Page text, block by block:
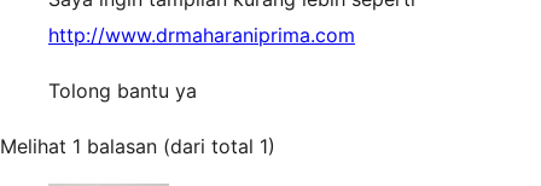
http://www.drmaharaniprima.com
Tolong bantu ya
Melihat 1 balasan (dari total 1)